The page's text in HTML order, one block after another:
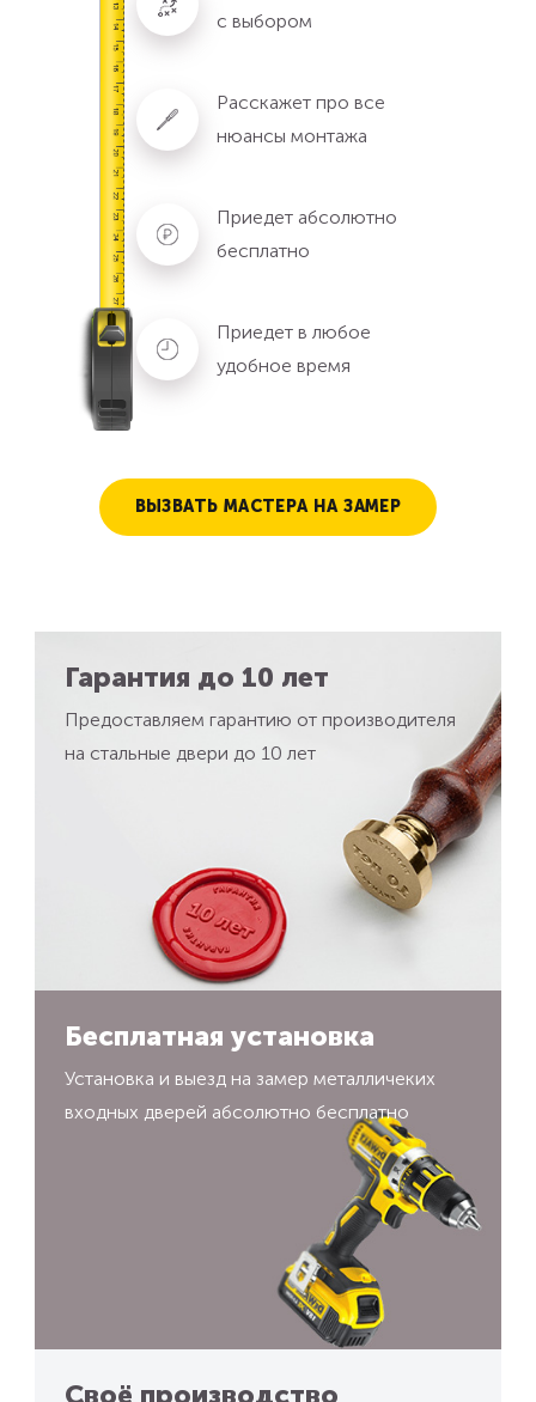
с выбором
Расскажет про все
нюансы монтажа
Приедет абсолютно
бесплатно
Приедет в любое
удобное время
ВЫЗВАТЬ МАСТЕРА НА ЗАМЕР
Гарантия до 10 лет
Предоставляем гарантию от производителя
на стальные двери до 10 лет
Бесплатная установка
Установка и выезд на замер металличеких
входных дверей абсолютно бесплатно
Своё производство